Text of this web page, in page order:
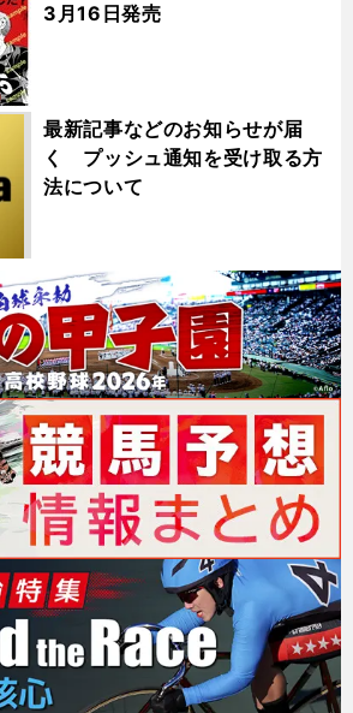
3月16日発売
最新記事などのお知らせが届
く プッシュ通知を受け取る方
法について